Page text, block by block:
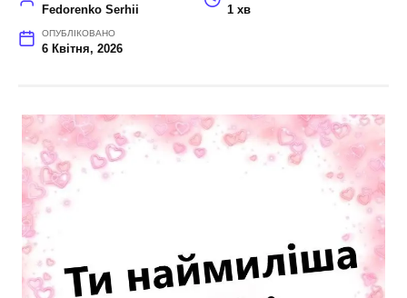
Fedorenko Serhii 1 хв
ОПУБЛІКОВАНО
6 Квітня, 2026